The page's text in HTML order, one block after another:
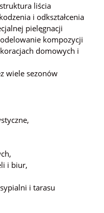
liścia
i odkształcenia
pielęgnacji
kompozycji
domowych i
wiele sezonów
i biur,
i tarasu